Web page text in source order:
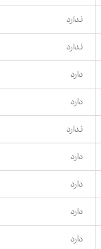
ندارد
ندارد
دارد
دارد
ندارد
دارد
دارد
دارد
دارد